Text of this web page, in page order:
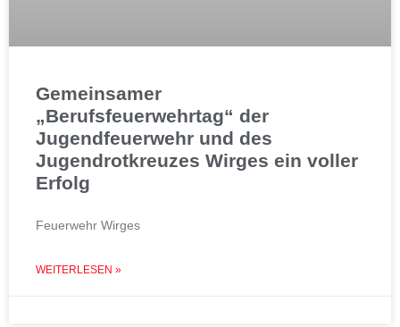
Gemeinsamer
„Berufsfeuerwehrtag“ der
Jugendfeuerwehr und des
Jugendrotkreuzes Wirges ein voller
Erfolg
Feuerwehr Wirges
WEITERLESEN »